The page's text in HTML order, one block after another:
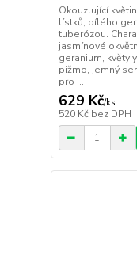
Okouzlující
lístků, bílého
tuberózou.
jasmínové
geranium, květy
pižmo, jemný
pro ...
629 Kč/ks
520 Kč bez DPH